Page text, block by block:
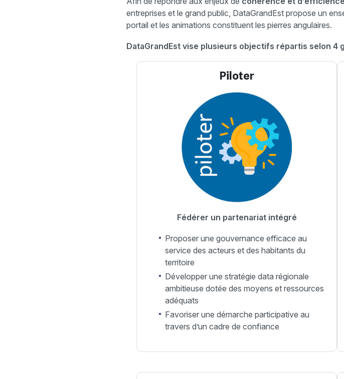
entreprises et le grand public, DataGrandEst propose un
portail et les animations constituent les pierres angulaires.
DataGrandEst vise plusieurs objectifs répartis selon 4
Piloter
Fédérer un partenariat intégré
Proposer une gouvernance efficace au
service des acteurs et des habitants du
territoire
Développer une stratégie data régionale
ambitieuse dotée des moyens et ressources
adéquats
Favoriser une démarche participative au
travers d’un cadre de confiance